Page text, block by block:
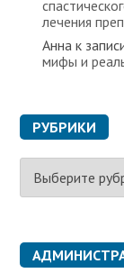
лечения
Анна к
мифы и
РУБРИКИ
Р
б
к
и